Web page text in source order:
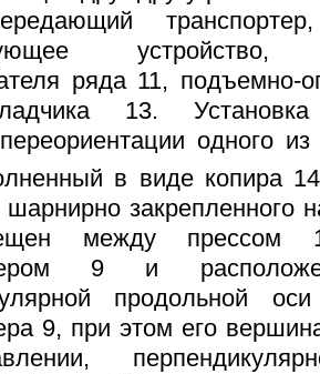
ряда 11, подъемно-
13.
одного
в виде копира
шарнирно закрепленного
между прессом
9 и
продольной
9, при этом его